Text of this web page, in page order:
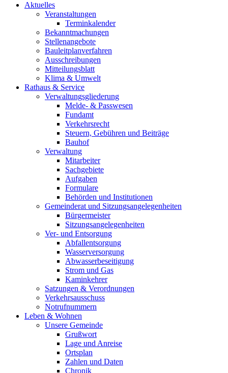
Aktuelles
Veranstaltungen
Terminkalender
Bekanntmachungen
Stellenangebote
Bauleitplanverfahren
Ausschreibungen
Mitteilungsblatt
Klima & Umwelt
Rathaus & Service
Verwaltungsgliederung
Melde- & Passwesen
Fundamt
Verkehrsrecht
Steuern, Gebühren und Beiträge
Bauhof
Verwaltung
Mitarbeiter
Sachgebiete
Aufgaben
Formulare
Behörden und Institutionen
Gemeinderat und Sitzungsangelegenheiten
Bürgermeister
Sitzungsangelegenheiten
Ver- und Entsorgung
Abfallentsorgung
Wasserversorgung
Abwasserbeseitigung
Strom und Gas
Kaminkehrer
Satzungen & Verordnungen
Verkehrsausschuss
Notrufnummern
Leben & Wohnen
Unsere Gemeinde
Grußwort
Lage und Anreise
Ortsplan
Zahlen und Daten
Chronik